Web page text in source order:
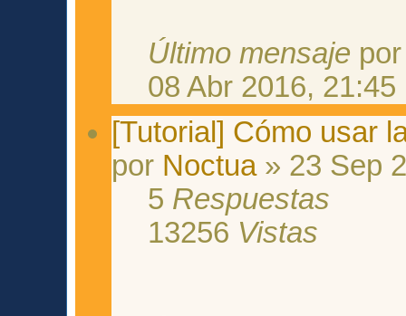
Último mensaje
08 Abr 2016, 21:45
[Tutorial] Cómo usar
por Noctua» 23 Sep
5 Respuestas
13256 Vistas